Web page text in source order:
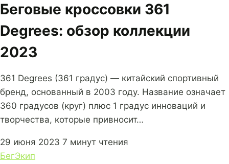
Беговые кроссовки 361
Degrees: обзор коллекции
2023
361 Degrees (361 градус) — китайский спортивный
бренд, основанный в 2003 году. Название означает
360 градусов (круг) плюс 1 градус инноваций и
творчества, которые привносит…
29 июня 2023 7 минут чтения
БегЭкип